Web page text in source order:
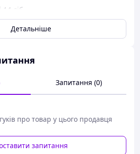
14 діб
Детальніше
Запитання (0)
про товар у цього продавця
запитання